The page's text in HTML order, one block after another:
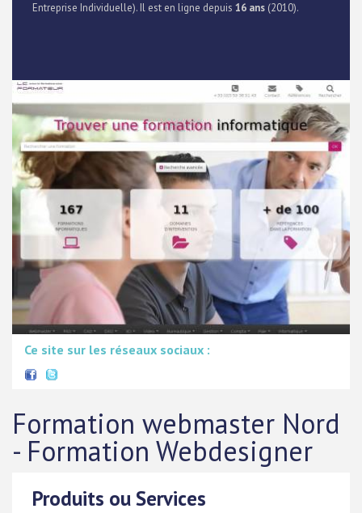
Entreprise Individuelle). Il est en ligne depuis 16 ans (2010).
Ce site sur les réseaux sociaux :
Formation webmaster Nord
- Formation Webdesigner
Produits ou Services